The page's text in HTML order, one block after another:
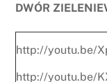
DWÓR
http://youtu.be/
http://youtu.be/